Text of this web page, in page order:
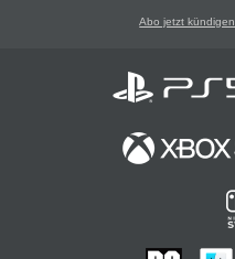
Abo jetzt kündigen